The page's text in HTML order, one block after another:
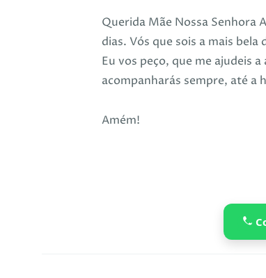
Querida Mãe Nossa Senhora
dias. Vós que sois a mais
Eu vos peço, que me ajudeis
acompanharás sempre, até a
Amém!